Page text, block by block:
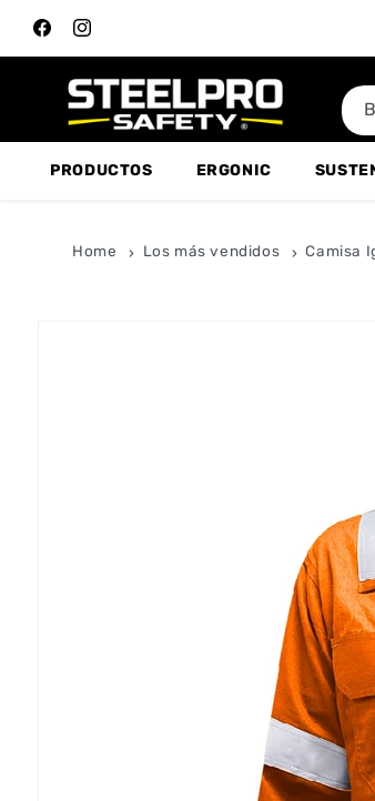
Ir directamente
al contenido
FacebookInstagram
PRODUCTOS ERGONIC
Home Los más vendidos Camisa